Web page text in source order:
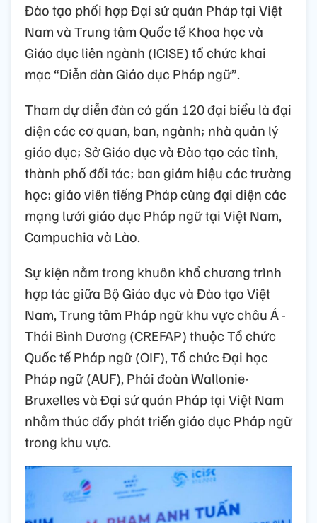
Đào tạo phối hợp Đại sứ quán Pháp tại Việt
Nam và Trung tâm Quốc tế Khoa học và
Giáo dục liên ngành (ICISE) tổ chức khai
mạc “Diễn đàn Giáo dục Pháp ngữ”.
Tham dự diễn đàn có gần 120 đại biểu là đại
diện các cơ quan, ban, ngành; nhà quản lý
giáo dục; Sở Giáo dục và Đào tạo các tỉnh,
thành phố đối tác; ban giám hiệu các trường
học; giáo viên tiếng Pháp cùng đại diện các
mạng lưới giáo dục Pháp ngữ tại Việt Nam,
Campuchia và Lào.
Sự kiện nằm trong khuôn khổ chương trình
hợp tác giữa Bộ Giáo dục và Đào tạo Việt
Nam, Trung tâm Pháp ngữ khu vực châu Á -
Thái Bình Dương (CREFAP) thuộc Tổ chức
Quốc tế Pháp ngữ (OIF), Tổ chức Đại học
Pháp ngữ (AUF), Phái đoàn Wallonie-
Bruxelles và Đại sứ quán Pháp tại Việt Nam
nhằm thúc đẩy phát triển giáo dục Pháp ngữ
trong khu vực.